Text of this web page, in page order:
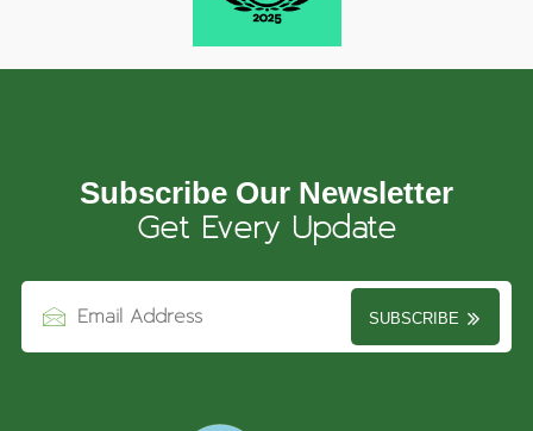
Subscribe Our Newsletter
Get Every Update
SUBSCRIBE